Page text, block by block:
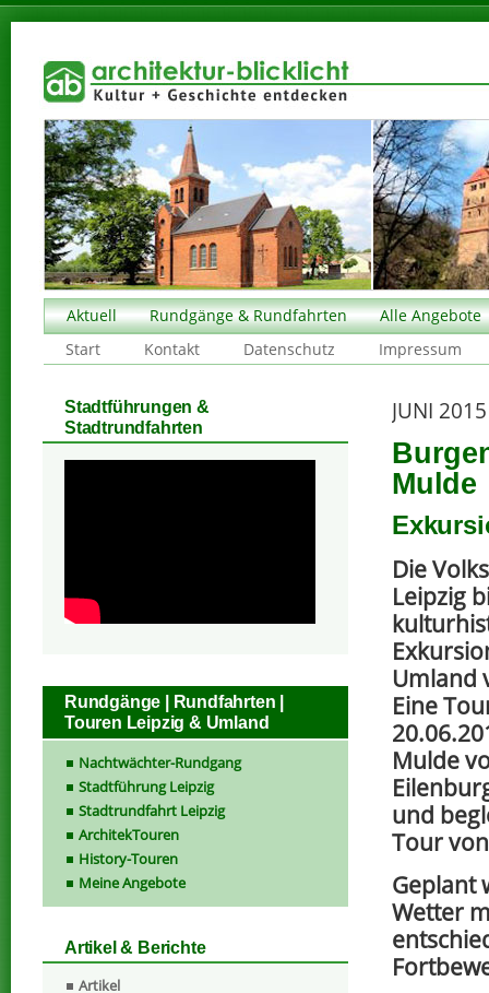
Aktuell Rundgänge & Rundfahrten
Alle Angebote
Start
Kontakt Datenschutz Impressum
JUNI 2015
Mulde
Die
Leipzig
Umland
Eine
Mulde
und
Tour
Geplant
Wetter
Stadtführungen &
Stadtrundfahrten
Rundgänge | Rundfahrten |
Touren Leipzig & Umland
Nachtwächter-Rundgang
Stadtführung Leipzig
Stadtrundfahrt Leipzig
ArchitekTouren
History-Touren
Meine Angebote
Artikel & Berichte
Artikel